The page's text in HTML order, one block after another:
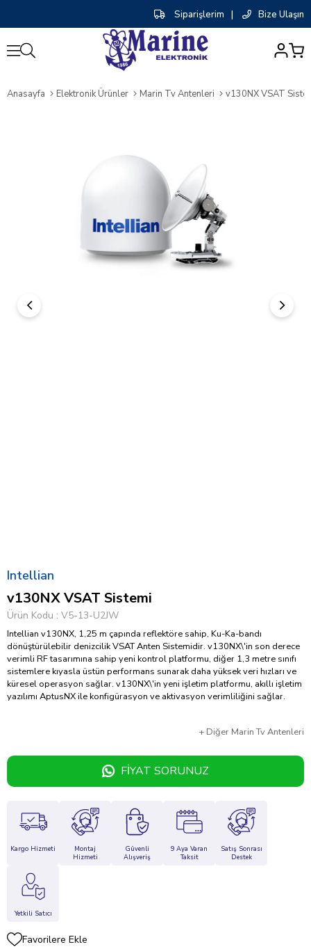
Siparişlerim | Bize Ulaşın
Anasayfa Elektronik Ürünler Marin Tv Antenleri v130NX VSAT
Intellian
v130NX VSAT Sistemi
Ürün Kodu V5-13-U2JW
Intellian v130NX, 1,25 m çapında reflektöre sahip, Ku-Ka-bandı
dönüştürülebilir denizcilik VSAT Anten Sistemidir. v130NX\'in son derece
verimli RF tasarımına sahip yeni kontrol platformu, diğer 1,3 metre sınıfı
sistemlere kıyasla üstün performans sunarak daha yüksek veri hızları ve
küresel operasyon sağlar. v130NX\'in yeni işletim platformu, akıllı işletim
yazılımı AptusNX ile konfigürasyon ve aktivasyon verimliliğini sağlar.
+ Diğer Marin Tv Antenleri
FIYAT SORUNUZ
Kargo Hizmeti
Montaj
Hizmeti
Güvenli
Alışveriş
9 Aya Varan
Taksit
Satış Sonrası
Destek
Yetkili Satıcı
Favorilere Ekle